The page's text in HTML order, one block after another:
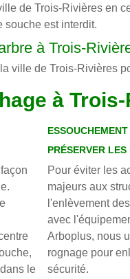
de Trois-Rivières en
souche est interdit.
à Trois-
ville de Trois-Rivières
à
le
PRÉSERVER
Pour éviter les
majeurs aux
l'enlèvement
avec
Arboplus, nous
rognage pour
sécurité.